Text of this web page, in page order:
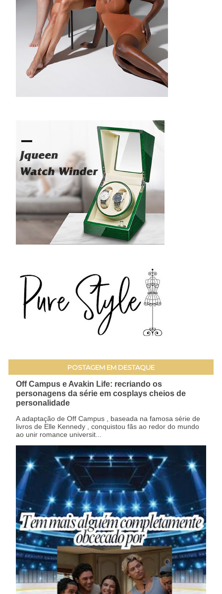
POSTAGEM EM DESTAQUE
Off Campus e Avakin Life: recriando os
personagens da série em cosplays cheios de
personalidade
A adaptação de Off Campus , baseada na famosa série de
livros de Elle Kennedy , conquistou fãs ao redor do mundo
ao unir romance universit...